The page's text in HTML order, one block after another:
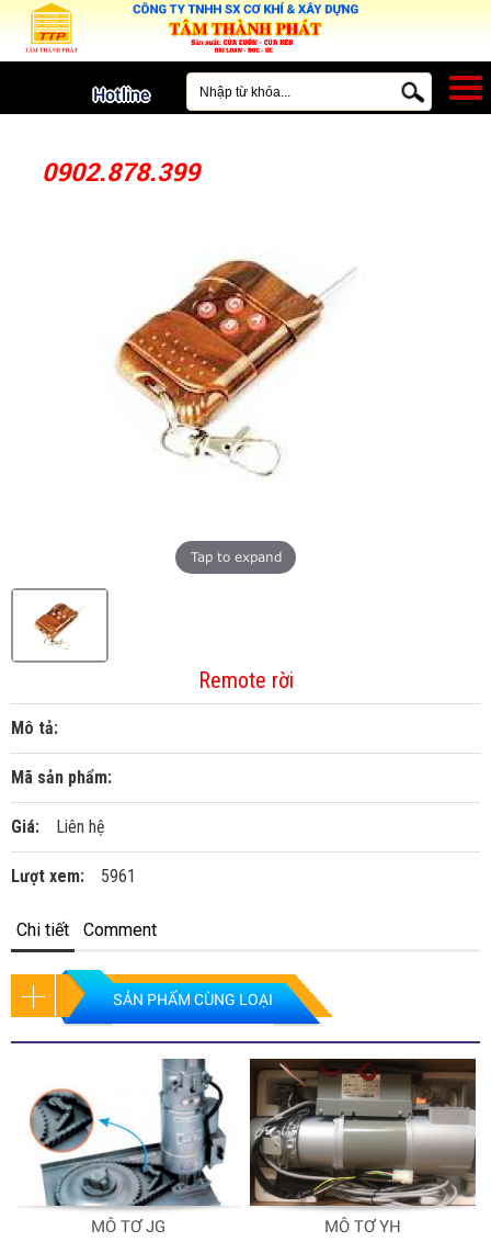
Hotline
0902.878.399
Tap to expand
Remote rời
Mô tả:
Mã sản phẩm:
Giá: Liên hệ
Lượt xem: 5961
Chi tiết Comment
SẢN PHẨM CÙNG LOẠI
MÔ TƠ JG MÔ TƠ YH